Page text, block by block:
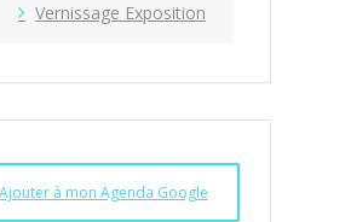
Vernissage Exposition
à mon Agenda Google